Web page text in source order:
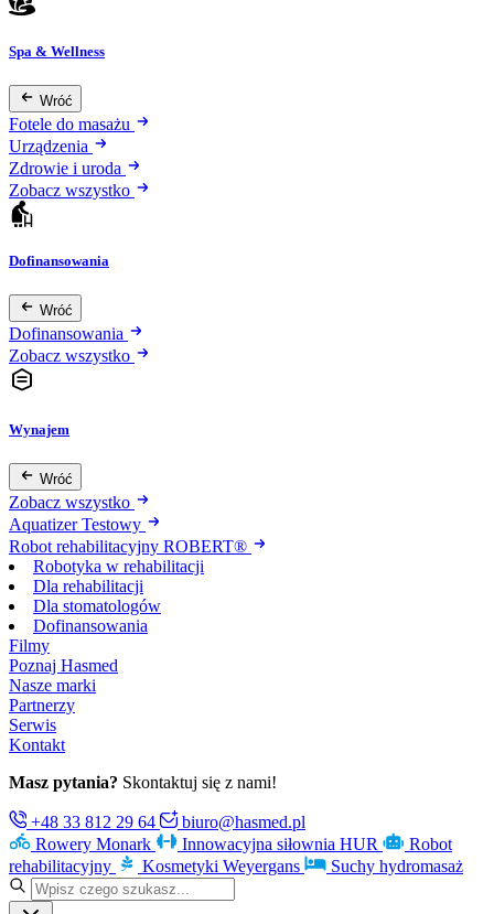
Spa & Wellness
Wróć
Fotele do masażu
Urządzenia
Zdrowie i uroda
Zobacz wszystko
Dofinansowania
Wróć
Dofinansowania
Zobacz wszystko
Wynajem
Wróć
Zobacz wszystko
Aquatizer Testowy
Robot rehabilitacyjny ROBERT®
Robotyka w rehabilitacji
Dla rehabilitacji
Dla stomatologów
Dofinansowania
Filmy
Poznaj Hasmed
Nasze marki
Partnerzy
Serwis
Kontakt
Masz pytania? Skontaktuj się z nami!
+48 33 812 29 64
biuro@hasmed.pl
Rowery Monark
Innowacyjna siłownia HUR
Robot
rehabilitacyjny
Kosmetyki Weyergans Suchy hydromasaż